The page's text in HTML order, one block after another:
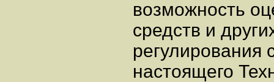
возможность
средств и
настоящего